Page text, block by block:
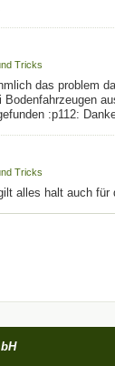
Tricks
das problem
:p112:
Tricks
alles halt auch für